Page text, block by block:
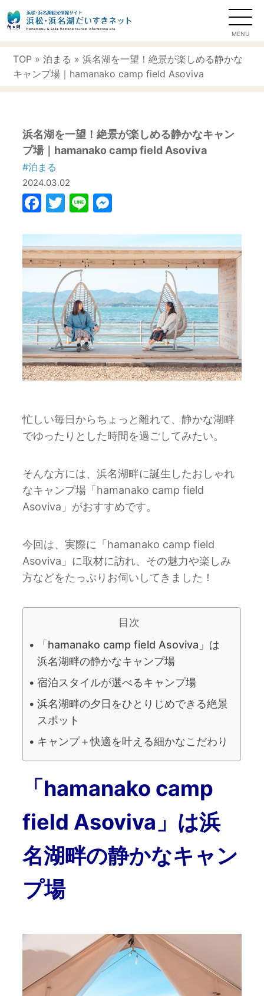
TOP »泊まる » 浜名湖を一望！絶景が楽しめる静かな
キャンプ場｜hamanako camp field Asoviva
浜名湖を一望！絶景が楽しめる静かなキャン
プ場｜hamanako camp field Asoviva
#泊まる
2024.03.02
Facebook
Twitter
Line
忙しい毎日からちょっと離れて、静かな湖畔
でゆったりとした時間を過ごしてみたい。
そんな方には、浜名湖畔に誕生したおしゃれ
なキャンプ場「hamanako camp field
Asoviva」がおすすめです。
今回は、実際に「hamanako camp field
Asoviva」に取材に訪れ、その魅力や楽しみ
方などをたっぷりお伺いしてきました！
目次
「hamanako camp field Asoviva」は
浜名湖畔の静かなキャンプ場
宿泊スタイルが選べるキャンプ場
浜名湖畔の夕日をひとりじめできる絶景
スポット
キャンプ＋快適を叶える細かなこだわり
「hamanako camp
field Asoviva」は浜
名湖畔の静かなキャン
プ場